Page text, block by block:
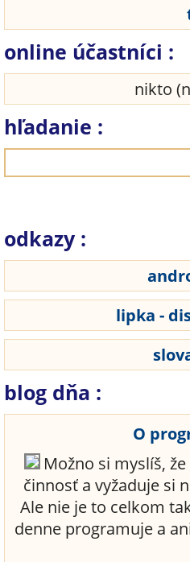
online účastníci :
nikto
hľadanie :
odkazy :
lipka -
blog dňa :
O
Možno si myslíš,
činnosť a vyžaduje si
Ale nie je to celkom
denne programuje a